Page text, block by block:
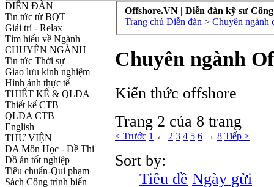
DIỄN ĐÀN
Tin tức từ BQT
Giải trí - Relax
Tìm hiểu về Ngành
CHUYÊN NGÀNH
Tin tức Thời sự
Giao lưu kinh nghiệm
Hình ảnh thực tế
THIẾT KẾ & QLDA
Thiết kế CTB
QLDA CTB
English
THƯ VIỆN
ĐA Môn Học - Đề Thi
Đồ án tốt nghiệp
Tiêu chuẩn-Qui phạm
Sách Công trình biển
Offshore.VN | Diễn đàn kỹ sư
Trang chủ Diễn đàn > Chuyên ngành
Chuyên ngành
Kiến thức offshore
Trang 2 của 8 trang
< Trước 1 ← 2 3 4 5 6 → 8 Tiếp >
Sort by:
Tiêu đề Ngày gửi